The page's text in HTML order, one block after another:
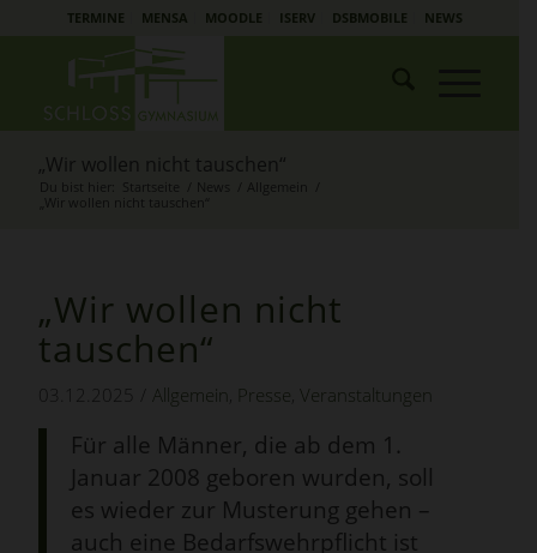
TERMINE MENSA MOODLE ISERV DSBMOBILE NEWS
„Wir wollen nicht tauschen“
Du bist hier: Startseite News Allgemein
„Wir wollen nicht tauschen“
„Wir wollen nicht
tauschen“
03.12.2025 Allgemein Presse ,Veranstaltungen
Für alle Männer, die ab dem 1.
Januar 2008 geboren wurden, soll
es wieder zur Musterung gehen –
auch eine Bedarfswehrpflicht ist